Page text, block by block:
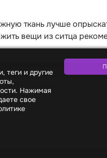
ткань лучше
вещи из ситца
теги и другие
Нажимая
свое